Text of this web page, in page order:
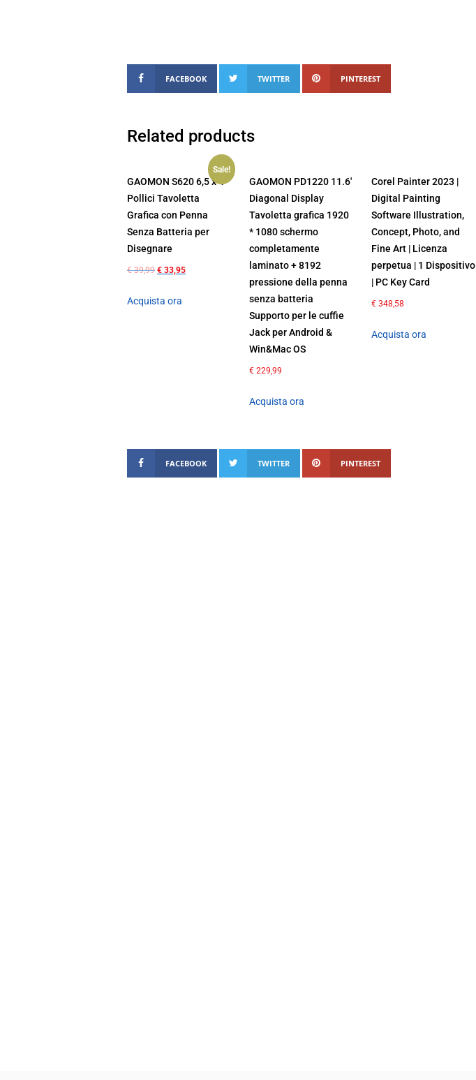
FACEBOOK TWITTER PINTEREST
Related products
Sale!
GAOMON S620 6,5 x 4
Pollici Tavoletta
Grafica con Penna
Senza Batteria per
Disegnare
€39,99 € 33,95
Acquista ora
GAOMON PD1220 11.6′
Diagonal Display
Tavoletta grafica 1920
* 1080 schermo
completamente
laminato + 8192
pressione della penna
senza batteria
Supporto per le cuffie
Jack per Android &
Win&Mac OS
€229,99
Acquista ora
Corel Painter 2023 |
Digital Painting
Software Illustration,
Concept, Photo, and
Fine Art | Licenza
perpetua | 1 Dispositivo
| PC Key Card
€348,58
Acquista ora
FACEBOOK TWITTER PINTEREST